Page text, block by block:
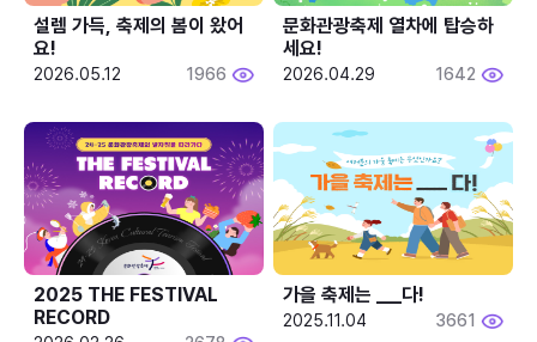
설렘 가득, 축제의 봄이 왔어
요!
2026.05.12 1966
문화관광축제 열차에 탑승하
세요!
2026.04.29 1642
2025 THE FESTIVAL
RECORD
2025.11.04 3661